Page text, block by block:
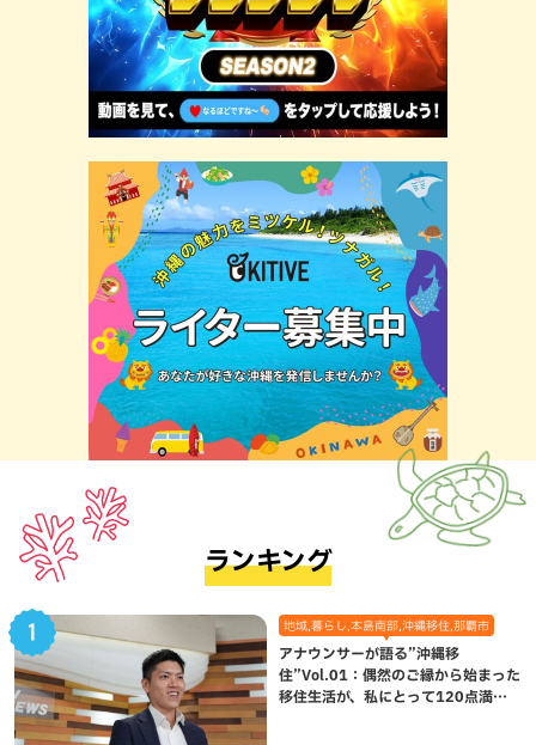
ランキング
地域,暮らし,本島南部,沖縄移住,那覇市
アナウンサーが語る”沖縄移
住”Vol.01：偶然のご縁から始まった
移住生活が、私にとって120点満点